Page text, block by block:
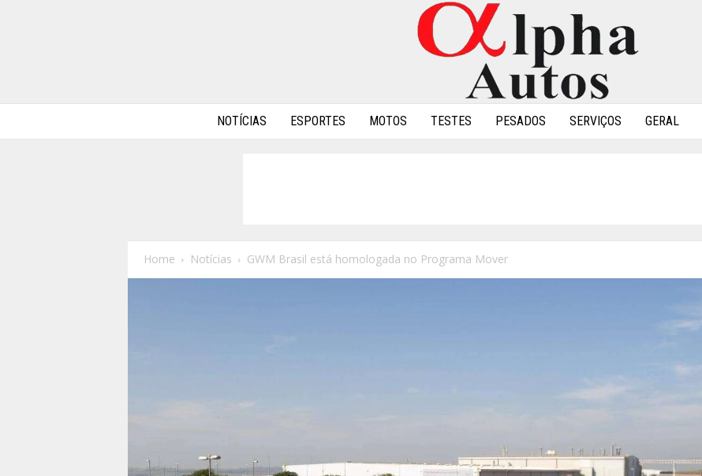
NOTÍCIAS ESPORTES MOTOS TESTES PESADOS SERVIÇOS GERAL
Home Notícias GWM Brasil está homologada no Programa Mover